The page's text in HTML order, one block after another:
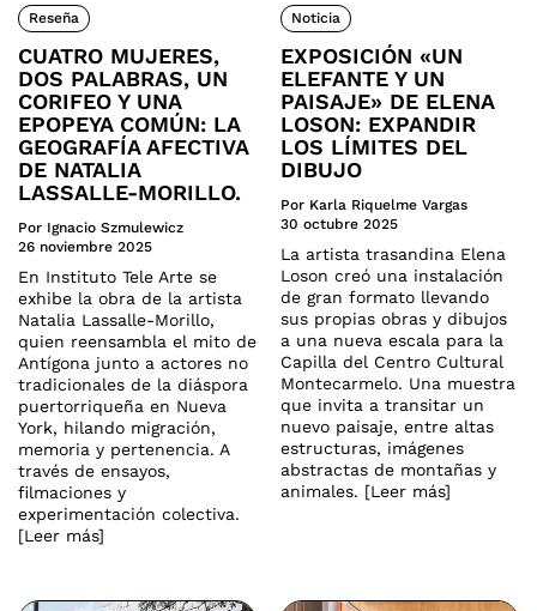
Reseña
CUATRO MUJERES,
DOS PALABRAS, UN
CORIFEO Y UNA
EPOPEYA COMÚN: LA
GEOGRAFÍA AFECTIVA
DE NATALIA
LASSALLE-MORILLO.
Por Ignacio Szmulewicz
26 noviembre 2025
En Instituto Tele Arte se
exhibe la obra de la artista
Natalia Lassalle-Morillo,
quien reensambla el mito de
Antígona junto a actores no
tradicionales de la diáspora
puertorriqueña en Nueva
York, hilando migración,
memoria y pertenencia. A
través de ensayos,
filmaciones y
experimentación colectiva.
[Leer más]
Noticia
EXPOSICIÓN «UN
ELEFANTE Y UN
PAISAJE» DE ELENA
LOSON: EXPANDIR
LOS LÍMITES DEL
DIBUJO
Por Karla Riquelme Vargas
30 octubre 2025
La artista trasandina Elena
Loson creó una instalación
de gran formato llevando
sus propias obras y dibujos
a una nueva escala para la
Capilla del Centro Cultural
Montecarmelo. Una muestra
que invita a transitar un
nuevo paisaje, entre altas
estructuras, imágenes
abstractas de montañas y
animales. [Leer más]